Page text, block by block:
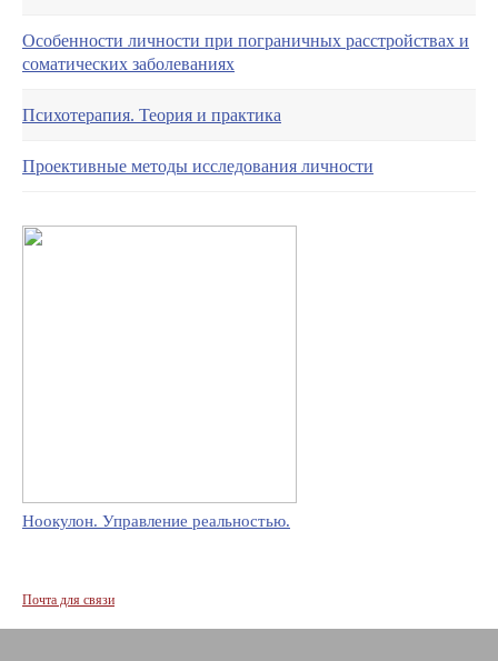
Особенности личности при пограничных расстройствах и
соматических заболеваниях
Психотерапия. Теория и практика
Проективные методы исследования личности
Ноокулон. Управление реальностью.
Почта для связи